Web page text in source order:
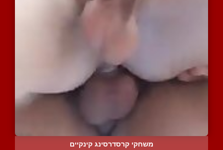
משחקי קרסדרסינג קינקיים